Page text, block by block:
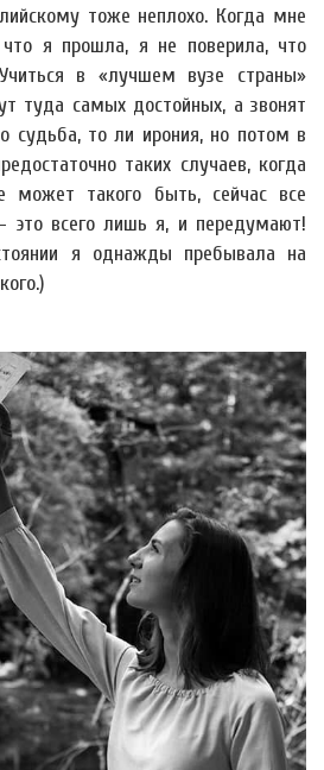
тоже неплохо. Когда мне
что я прошла, я не поверила, что
в «лучшем вузе страны»
туда самых достойных, а звонят
судьба, то ли ирония, но потом в
таких случаев, когда
может такого быть, сейчас все
это всего лишь я, и передумают!
я однажды пребывала на